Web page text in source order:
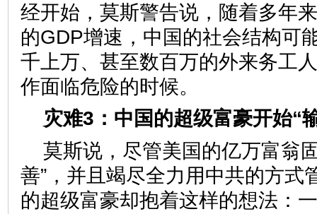
经开始，莫斯警告说，随着多年
的GDP增速，中国的社会结构可
千上万、甚至数百万的外来务工
作面临危险的时候。
灾难3：中国的超级富豪开始“
莫斯说，尽管美国的亿万富翁
善”，并且竭尽全力用中共的方式
的超级富豪却抱着这样的想法：